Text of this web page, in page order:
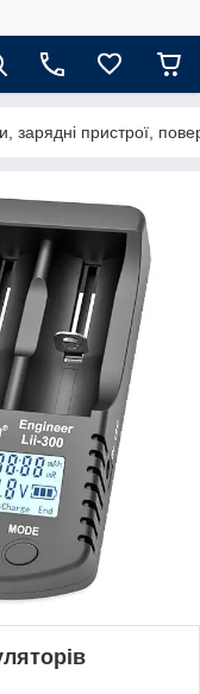
зарядні пристрої,